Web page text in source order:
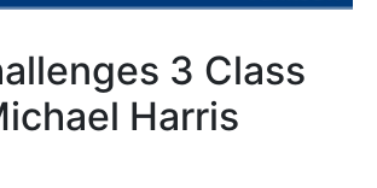
3 Class
Harris